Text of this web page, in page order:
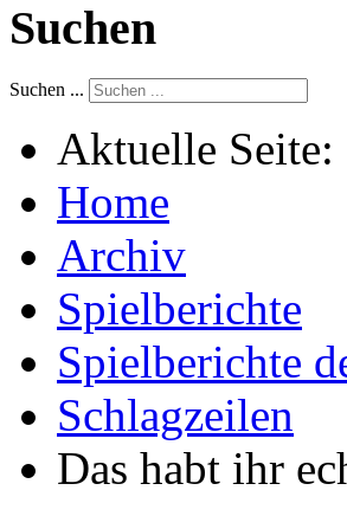
Suchen
Suchen ...
Aktuelle Seite:
Home
Archiv
Spielberichte
Spielberichte
Schlagzeilen
Das habt ihr